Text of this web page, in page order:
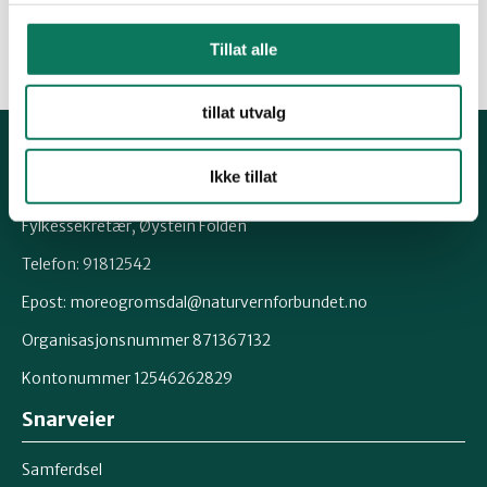
Tillat alle
tillat utvalg
Ikke tillat
Fråsegn til Tingvoll kommune
Kontakt fylkeslaget
Fylkessekretær, Øystein Folden
Telefon: 91812542
Epost: moreogromsdal@naturvernforbundet.no
Organisasjonsnummer 871367132
Kontonummer 12546262829
Snarveier
Samferdsel